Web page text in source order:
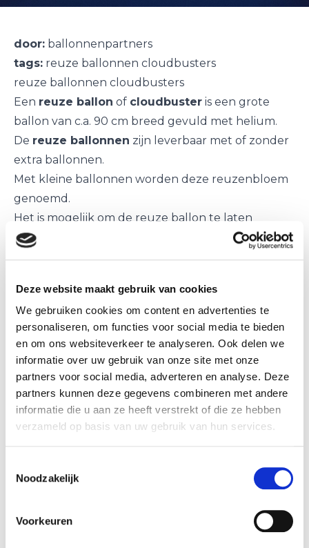
Deze website maakt gebruik van cookies
We gebruiken cookies om content en advertenties te
personaliseren, om functies voor social media te bieden
en om ons websiteverkeer te analyseren. Ook delen we
informatie over uw gebruik van onze site met onze
partners voor social media, adverteren en analyse. Deze
partners kunnen deze gegevens combineren met andere
informatie die u aan ze heeft verstrekt of die ze hebben
verzameld op basis van uw gebruik van hun services.
Noodzakelijk
Voorkeuren
door: ballonnenpartners
tags: reuze ballonnen cloudbusters
reuze ballonnen cloudbusters
Een reuze ballon of cloudbuster is een grote
ballon van c.a. 90 cm breed gevuld met helium.
De reuze ballonnen zijn leverbaar met of zonder
extra ballonnen.
Met kleine ballonnen worden deze reuzenbloem
genoemd.
Het is mogelijk om de reuze ballon te laten
bedrukken met uw logo of tekst, neem hiervoor
contact met ons op.
prijzen reuze ballonnen cloudbusters
Ballonnenpartners levert reuze ballonnen
cloudbusters in:
Assendelft, Oostzaan, Landsmeer, Amsterdam,
Alkmaar, Heemskerk, Limmen, Castricum,
Beverwijk, Velsen, Heemstede, Egmond,